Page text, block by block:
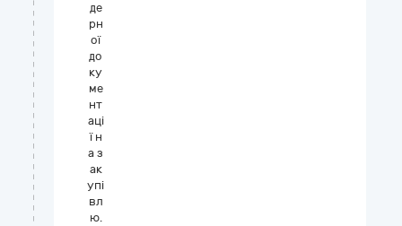
де
рн
ої
до
ку
ме
нт
аці
ї н
а з
ак
упі
вл
ю.